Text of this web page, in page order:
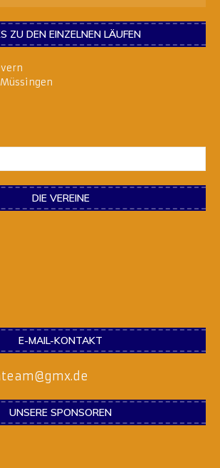
ZU DEN EINZELNEN LÄUFEN
DIE VEREINE
E-MAIL-KONTAKT
UNSERE SPONSOREN